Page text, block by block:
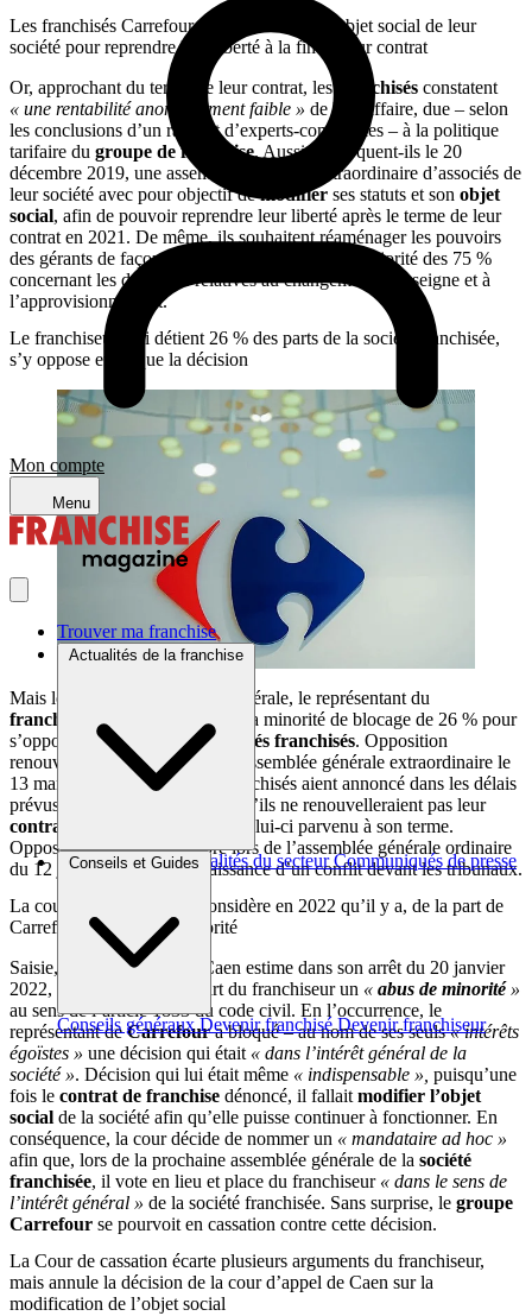
Mon compte
Menu
Trouver ma franchise
Actualités de la franchise
Brèves et actus Actualités du secteur Communiqués de presse
Conseils et Guides
Conseils généraux Devenir franchisé Devenir franchiseur
Les franchisés Carrefour veulent modifier l’objet social de leur
société pour reprendre leur liberté à la fin de leur contrat
Or, approchant du terme de leur contrat, les
franchisés constatent
« une rentabilité anormalement faible » de leur affaire, due – selon
les conclusions d’un rapport d’experts-comptables – à la politique
tarifaire du groupe de franchise. Aussi convoquent-ils le 20
décembre 2019, une assemblée générale extraordinaire d’associés de
leur société avec pour objectif demodifier ses statuts et son objet
social, afin de pouvoir reprendre leur liberté après le terme de leur
contrat en 2021. De même, ils souhaitent réaménager les pouvoirs
des gérants de façon à ne plus être soumis à la majorité des 75 %
concernant les décisions relatives au changement d’enseigne et à
l’approvisionnement.
Le franchiseur, qui détient 26 % des parts de la société franchisée,
s’y oppose et bloque la décision
Mais lors de cette assemblée générale, le représentant du
franchiseur Carrefour
utilise sa minorité de blocage de 26 % pour
s’opposer à la volonté desassociés franchisés. Opposition
renouvelée lors d’une seconde assemblée générale extraordinaire le
13 mars 2020, après que les franchisés aient annoncé dans les délais
prévus (soit un an à l’avance) qu’ils ne renouvelleraient pas leur
contrat de franchise
une fois celui-ci parvenu à son terme.
Opposition confirmée encore lors de l’assemblée générale ordinaire
du 12 juin 2020. D’où la naissance d’un conflit devant les tribunaux.
La cour d’appel de Caen considère en 2022 qu’il y a, de la part de
Carrefour, un abus de minorité
Saisie, la cour d’appel de Caen estime dans son arrêt du 20 janvier
2022, qu’ il y a eu, de la part du franchiseur un « abus de minorité »
au sens de l’article 1833 du code civil. En l’occurrence, le
représentant deCarrefoura bloqué – au nom de ses seuls« intérêts
égoïstes » une décision qui était « dans l’intérêt général de la
société ». Décision qui lui était même « indispensable », puisqu’une
fois le contrat de franchise dénoncé, il fallait modifier l’objet
social de la société afin qu’elle puisse continuer à fonctionner. En
conséquence, la cour décide de nommer un « mandataire ad hoc »
afin que, lors de la prochaine assemblée générale de la société
franchisée, il vote en lieu et place du franchiseur « dans le sens de
l’intérêt général » de la société franchisée. Sans surprise, le groupe
Carrefour se pourvoit en cassation contre cette décision.
La Cour de cassation écarte plusieurs arguments du franchiseur,
mais annule la décision de la cour d’appel de Caen sur la
modification de l’objet social